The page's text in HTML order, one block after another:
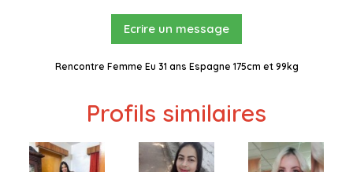
Ecrire un message
Rencontre Femme Eu 31 ans Espagne 175cm et 99kg
Profils similaires